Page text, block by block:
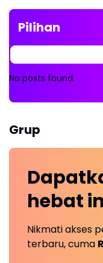
Pilihan
No posts found.
Grup
hebat
Nikmati akses
terbaru, cuma